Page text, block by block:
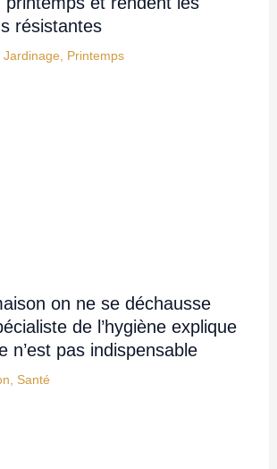
résistantes
Jardinage, Printemps
on ne se déchausse
de l’hygiène explique
n’est pas indispensable
Santé